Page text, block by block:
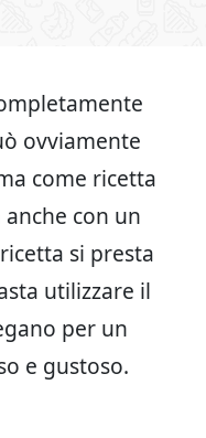
ovviamente
come ricetta
con un
si presta
utilizzare il
per un
e gustoso.